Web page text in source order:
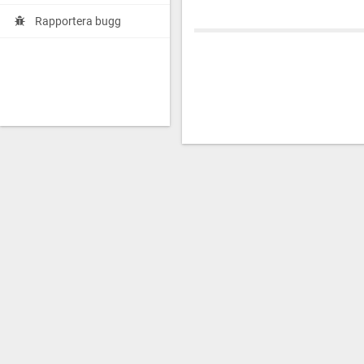
Rapportera bugg